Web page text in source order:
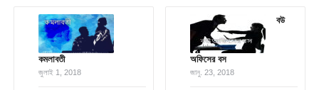
কমলাবতী
জুলাই 1, 2018
বউ
অফিসের বস
জানু. 23, 2018